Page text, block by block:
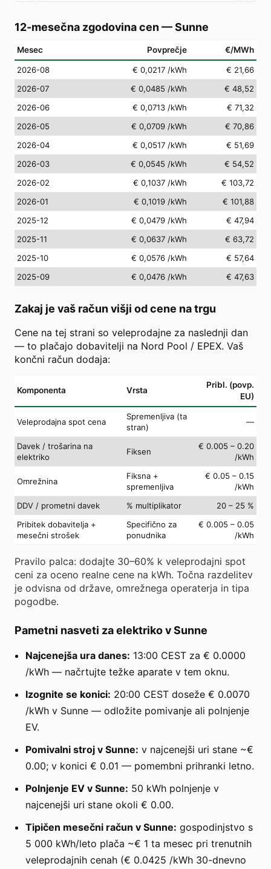
12-mesečna zgodovina cen —Sunne
Mesec Povprečje €/MWh
2026-08 € 0,0217 /kWh
€ 21,66
2026-07
€ 0,0485 /kWh
€ 48,52
2026-06
€ 0,0713 /kWh
€ 71,32
2026-05
€ 0,0709 /kWh
€ 70,86
2026-04
€ 0,0517 /kWh
€ 51,69
2026-03
€ 0,0545 /kWh
€ 54,52
2026-02
€ 0,1037 /kWh
€ 103,72
2026-01
€ 0,1019 /kWh
€ 101,88
2025-12
€ 0,0479 /kWh
€ 47,94
2025-11
€ 0,0637 /kWh
€ 63,72
2025-10
€ 0,0576 /kWh
€ 57,64
2025-09
€ 0,0476 /kWh € 47,63
Zakaj je vaš račun višji od cene na trgu
Cene na tej strani so veleprodajne za naslednji dan
— to plačajo dobavitelji na Nord Pool / EPEX. Vaš
končni račun dodaja:
Komponenta Vrsta
Pribl. (povp.
EU)
Veleprodajna spot cena
Spremenljiva (ta
stran)
—
Davek / trošarina na
elektriko
Fiksen
€ 0.005 – 0.20
/kWh
Omrežnina
Fiksna +
spremenljiva
€ 0.05 – 0.15
/kWh
DDV / prometni davek
% multiplikator
20 – 25 %
Pribitek dobavitelja +
mesečni strošek
Specifično za
ponudnika
€ 0.005 – 0.05
/kWh
Pravilo palca: dodajte 30–60% k veleprodajni spot
ceni za oceno realne cene na kWh. Točna razdelitev
je odvisna od države, omrežnega operaterja in tipa
pogodbe.
Pametni nasveti za elektriko v Sunne
Najcenejša ura danes: 13:00 CEST za € 0.0000
/kWh — načrtujte težke aparate v tem oknu.
Izognite se konici: 20:00 CEST doseže € 0.0070
/kWh v Sunne — odložite pomivanje ali polnjenje
EV.
Pomivalni stroj v Sunne: v najcenejši uri stane ~€
0.00; v konici € 0.01 — pomembni prihranki letno.
Polnjenje EV v Sunne: 50 kWh polnjenje v
najcenejši uri stane okoli € 0.00.
Tipičen mesečni račun v Sunne: gospodinjstvo s
5 000 kWh/leto plača ~€ 1 ta mesec pri trenutnih
veleprodajnih cenah (€ 0.0425 /kWh 30-dnevno